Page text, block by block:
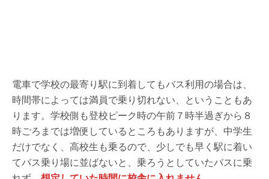
電車で学校の最寄り駅に到着してもバス利用の場合は、
時間帯によっては満員で乗り切れない、ということもあ
ります。学校側も登校ピーク時の午前７時半過ぎから８
時ごろまでは増便しているところもありますが、中学生
だけでなく、高校生も乗るので、少しでも早く駅に着い
てバス乗り場に並ばないと、乗ろうとしていたバスに乗